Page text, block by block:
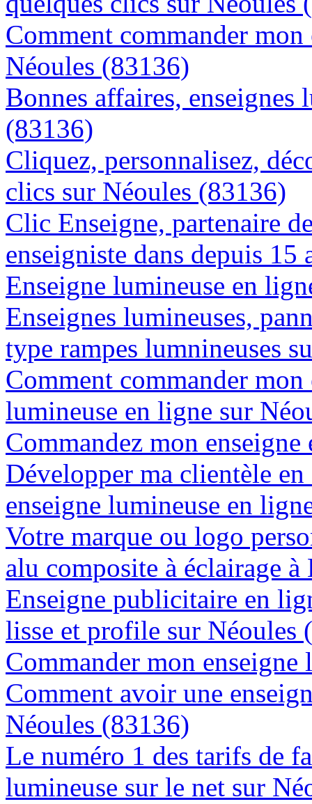
Comment commander
Néoules (83136)
Bonnes affaires, enseignes
(83136)
Cliquez, personnalisez,
clics sur Néoules (83136)
Clic Enseigne, partenaire
enseigniste dans depuis 15
Enseigne lumineuse en
Enseignes lumineuses,
type rampes lumnineuses
Comment commander
lumineuse en ligne sur
Commandez mon
Développer ma clientèle
enseigne lumineuse en
Votre marque ou logo
alu composite à éclairage
Enseigne publicitaire en
lisse et profile sur Néoules
Commander mon
Comment avoir une
Néoules (83136)
Le numéro 1 des tarifs de
lumineuse sur le net sur